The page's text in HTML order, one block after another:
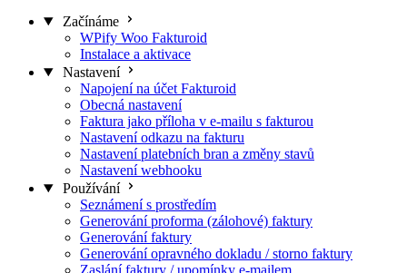
Začínáme
WPify Woo Fakturoid
Instalace a aktivace
Nastavení
Napojení na účet Fakturoid
Obecná nastavení
Faktura jako příloha v e-mailu s fakturou
Nastavení odkazu na fakturu
Nastavení platebních bran a změny stavů
Nastavení webhooku
Používání
Seznámení s prostředím
Generování proforma (zálohové) faktury
Generování faktury
Generování opravného dokladu / storno faktury
Zaslání faktury / upomínky e-mailem